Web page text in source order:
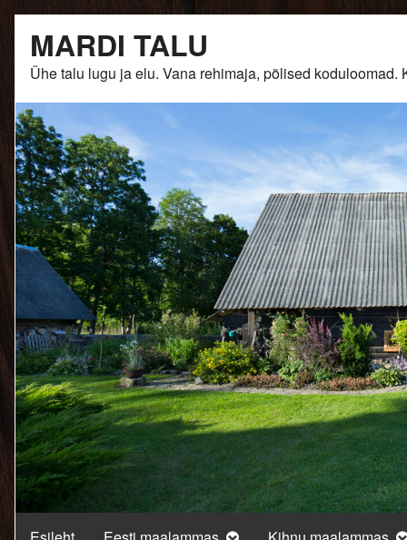
content
MARDI TALU
Ühe talu lugu ja elu. Vana rehimaja, põlised